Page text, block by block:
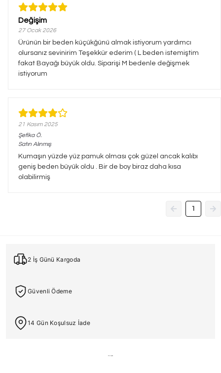
Değişim
27 Ocak 2026
Ürünün bir beden küçükğünü almak istiyorum yardımcı
olursanız sevinirim Teşekkür ederim ( L beden istemiştim
fakat Bayağı büyük oldu. Siparişi M bedenle değişmek
istiyorum
21 Kasım 2025
Şefika Ö.
Satın Alınmış
Kumaşın yüzde yüz pamuk olması çok güzel ancak kalıbı
geniş beden büyük oldu . Bir de boy biraz daha kısa
olabilirmiş
1
2 İş Günü Kargoda
Güvenli Ödeme
14 Gün Koşulsuz İade